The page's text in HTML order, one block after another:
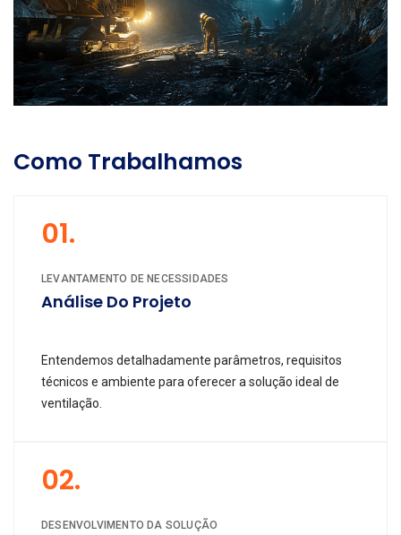
Como Trabalhamos
01.
LEVANTAMENTO DE NECESSIDADES
Análise Do Projeto
Entendemos detalhadamente parâmetros, requisitos
técnicos e ambiente para oferecer a solução ideal de
ventilação.
02.
DESENVOLVIMENTO DA SOLUÇÃO